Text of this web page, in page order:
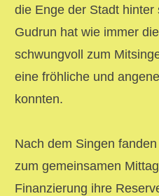
die Enge der Stadt hinter
Gudrun hat wie immer
schwungvoll zum
eine fröhliche und
konnten.
Nach dem Singen
zum gemeinsamen
Finanzierung ihre